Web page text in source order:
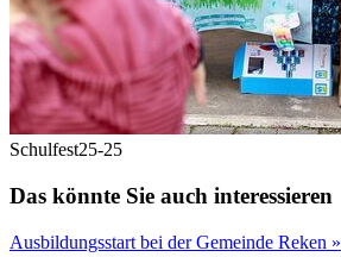
Schulfest25-25
Das könnte Sie auch interessieren
Ausbildungsstart bei der Gemeinde Reken »